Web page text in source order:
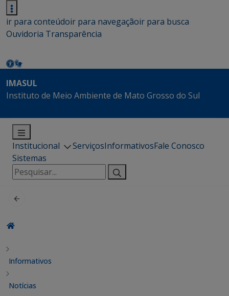
ir para conteúdoir para navegaçãoir para busca
Ouvidoria Transparência
IMASUL
Instituto de Meio Ambiente de Mato Grosso do Sul
Institucional ServiçosInformativosFale Conosco
Sistemas
Pesquisar
por:
Informativos
Notícias